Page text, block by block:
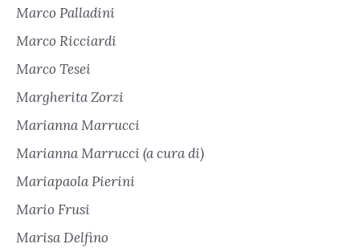
Marco Palladini
Marco Ricciardi
Marco Tesei
Margherita Zorzi
Marianna Marrucci
Marianna Marrucci (a cura di)
Mariapaola Pierini
Mario Frusi
Marisa Delfino